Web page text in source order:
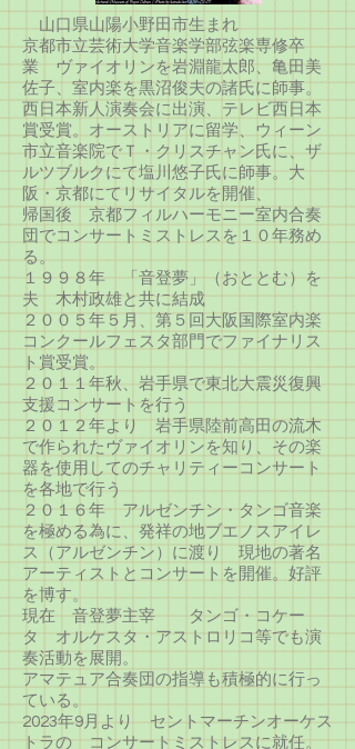
山口県山陽小野田市生まれ
京都市立芸術大学音楽学部弦楽専修卒
業 ヴァイオリンを岩淵龍太郎、亀田美
佐子、室内楽を黒沼俊夫の諸氏に師事。
西日本新人演奏会に出演、テレビ西日本
賞受賞。オーストリアに留学、ウィーン
市立音楽院でＴ・クリスチャン氏に、ザ
ルツブルクにて塩川悠子氏に師事。大
阪・京都にてリサイタルを開催、
帰国後 京都フィルハーモニー室内合奏
団でコンサートミストレスを１０年務め
る。
１９９８年 「音登夢」（おととむ）を
夫 木村政雄と共に結成
２００５年５月、第５回大阪国際室内楽
コンクールフェスタ部門でファイナリス
ト賞受賞。
２０１１年秋、岩手県で東北大震災復興
支援コンサートを行う
２０１２年より 岩手県陸前高田の流木
で作られたヴァイオリンを知り、その楽
器を使用してのチャリティーコンサート
を各地で行う
２０１６年 アルゼンチン・タンゴ音楽
を極める為に、発祥の地ブエノスアイレ
ス（アルゼンチン）に渡り 現地の著名
アーティストとコンサートを開催。好評
を博す。
現在 音登夢主宰 タンゴ・コケー
タ オルケスタ・アストロリコ等でも演
奏活動を展開。
アマテュア合奏団の指導も積極的に行っ
ている。
​2023年9月より セントマーチンオーケス
トラの コンサートミストレスに就任。